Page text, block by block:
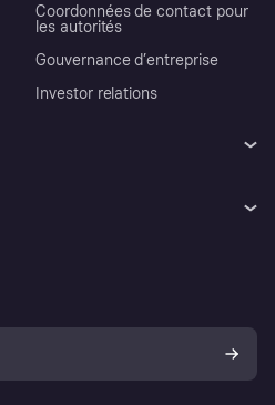
Coordonnées de contact pour
les autorités
Gouvernance d’entreprise
Investor relations